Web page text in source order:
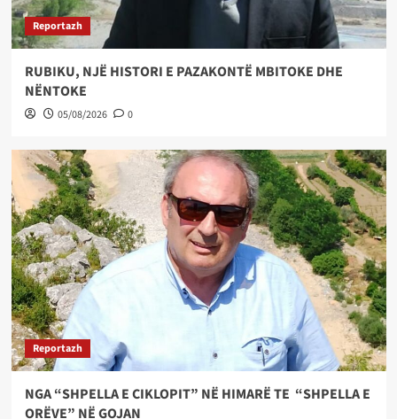
Reportazh
RUBIKU, NJË HISTORI E PAZAKONTË MBITOKE DHE
NËNTOKE
05/08/2026 0
Reportazh
NGA “SHPELLA E CIKLOPIT” NË HIMARË TE “SHPELLA E
ORËVE” NË GOJAN